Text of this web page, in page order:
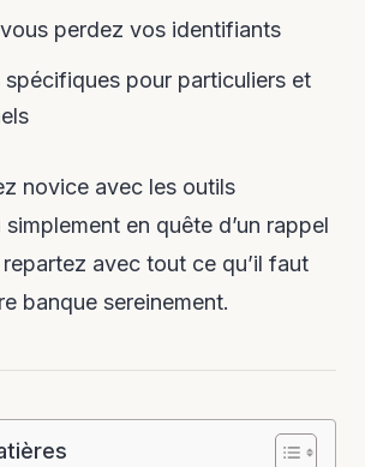
perdez vos identifiants
spécifiques pour particuliers et
novice avec les outils
en quête d’un rappel
avec tout ce qu’il faut
banque sereinement.